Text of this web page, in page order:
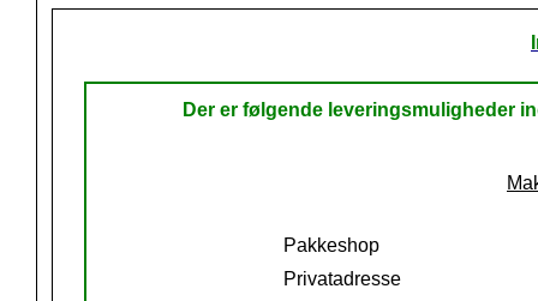
Der er følgende leveringsmuligheder
Pakkeshop
Privatadresse